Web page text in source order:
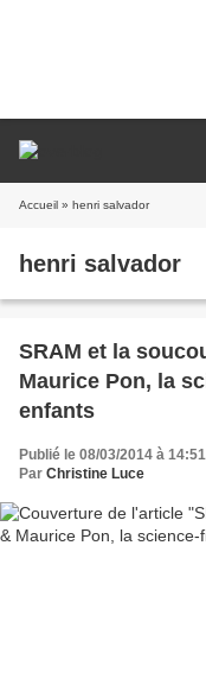
Accueil » henri salvador
henri salvador
SRAM et la
Maurice Pon, la
enfants
Publié le 08/03/2014 à 14:51
Par Christine Luce